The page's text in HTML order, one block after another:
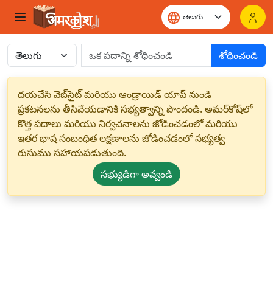
శోధించండి
దయచేసి వెబ్‌సైట్ మరియు ఆండ్రాయిడ్ యాప్ నుండి
ప్రకటనలను తీసివేయడానికి సభ్యత్వాన్ని పొందండి. అమర్‌కోష్‌లో
కొత్త పదాలు మరియు నిర్వచనాలను జోడించడంలో మరియు
ఇతర భాష సంబంధిత లక్షణాలను జోడించడంలో సభ్యత్వ
రుసుము సహాయపడుతుంది.
సభ్యుడిగా అవ్వండి